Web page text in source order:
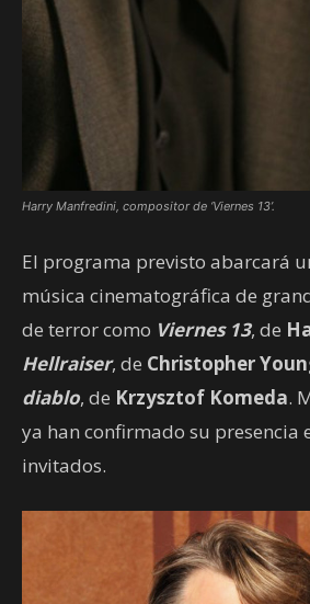
Harry Manfredini, compositor de ‘Viernes 13’.
El programa previsto abarcará
música cinematográfica de
de terror como Viernes 13, de
Hellraiser, de Christopher
diablo, de Krzysztof Komeda.
ya han confirmado su presencia
invitados.